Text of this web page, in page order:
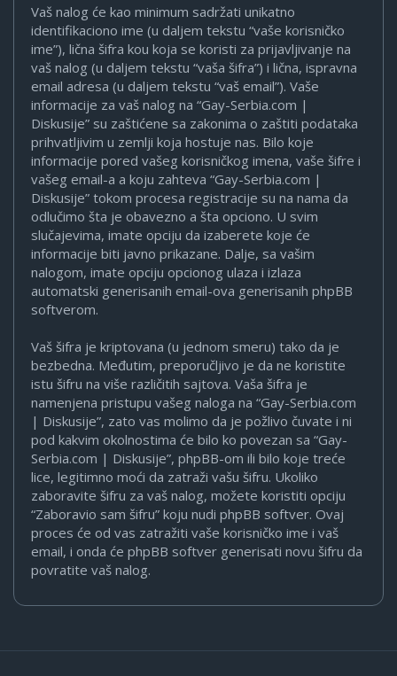
Vaš nalog će kao minimum sadržati unikatno
identifikaciono ime (u daljem tekstu “vaše korisničko
ime”), lična šifra kou koja se koristi za prijavljivanje na
vaš nalog (u daljem tekstu “vaša šifra”) i lična, ispravna
email adresa (u daljem tekstu “vaš email”). Vaše
informacije za vaš nalog na “Gay-Serbia.com |
Diskusije” su zaštićene sa zakonima o zaštiti podataka
prihvatljivim u zemlji koja hostuje nas. Bilo koje
informacije pored vašeg korisničkog imena, vaše šifre i
vašeg email-a a koju zahteva “Gay-Serbia.com |
Diskusije” tokom procesa registracije su na nama da
odlučimo šta je obavezno a šta opciono. U svim
slučajevima, imate opciju da izaberete koje će
informacije biti javno prikazane. Dalje, sa vašim
nalogom, imate opciju opcionog ulaza i izlaza
automatski generisanih email-ova generisanih phpBB
softverom.
Vaš šifra je kriptovana (u jednom smeru) tako da je
bezbedna. Međutim, preporučljivo je da ne koristite
istu šifru na više različitih sajtova. Vaša šifra je
namenjena pristupu vašeg naloga na “Gay-Serbia.com
| Diskusije”, zato vas molimo da je požlivo čuvate i ni
pod kakvim okolnostima će bilo ko povezan sa “Gay-
Serbia.com | Diskusije”, phpBB-om ili bilo koje treće
lice, legitimno moći da zatraži vašu šifru. Ukoliko
zaboravite šifru za vaš nalog, možete koristiti opciju
“Zaboravio sam šifru” koju nudi phpBB softver. Ovaj
proces će od vas zatražiti vaše korisničko ime i vaš
email, i onda će phpBB softver generisati novu šifru da
povratite vaš nalog.